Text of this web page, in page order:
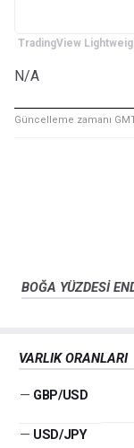
TradingView
N/A
Güncelleme zamanı
BOĞA YÜZDESİ
VARLIK ORANLARI
— GBP/USD
— USD/JPY